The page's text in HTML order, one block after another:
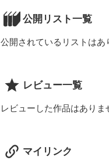
公開リスト一覧
公開されているリストはあ
レビュー一覧
レビューした作品はありま
マイリンク